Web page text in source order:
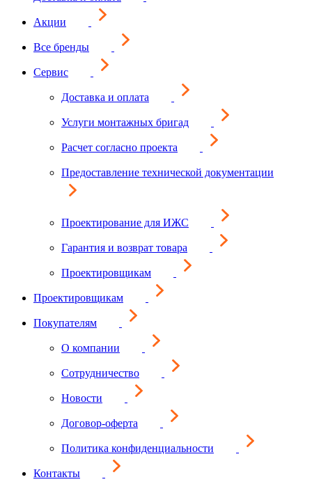
Акции
Все бренды
Сервис
Доставка и оплата
Услуги монтажных бригад
Расчет согласно проекта
Предоставление технической документации
Проектирование для ИЖС
Гарантия и возврат товара
Проектировщикам
Проектировщикам
Покупателям
О компании
Сотрудничество
Новости
Договор-оферта
Политика конфиденциальности
Контакты